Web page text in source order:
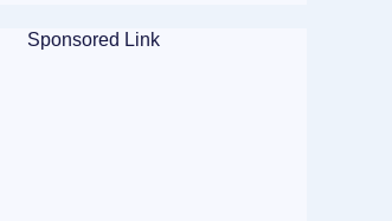
Sponsored Link